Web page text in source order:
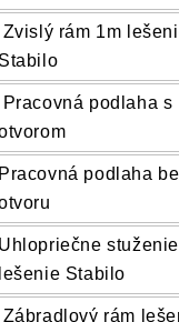
Zvislý rám 1m
Stabilo
Pracovná podlaha s
Pracovná podlaha
Uhlopriečne stuženie
lešenie Stabilo
Zábradlový rám